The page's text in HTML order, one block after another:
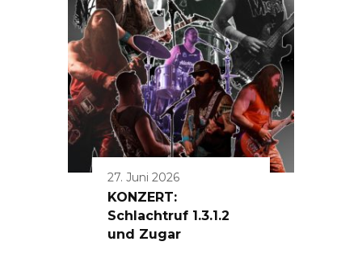
27. Juni 2026
KONZERT:
Schlachtruf 1.3.1.2
und Zugar